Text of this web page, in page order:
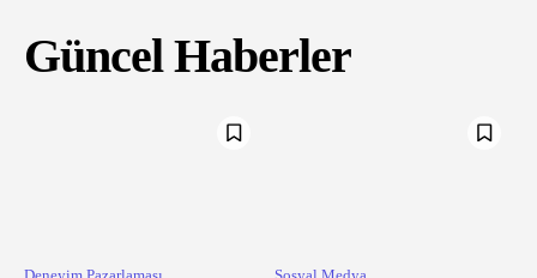
Güncel Haberler